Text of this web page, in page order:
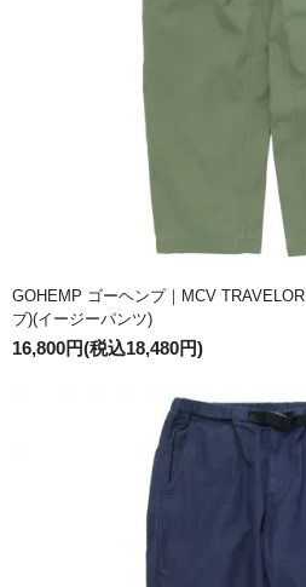
GOHEMP ゴーヘンプ｜MCV
ブ)(イージーパンツ)
16,800円(税込18,480円)